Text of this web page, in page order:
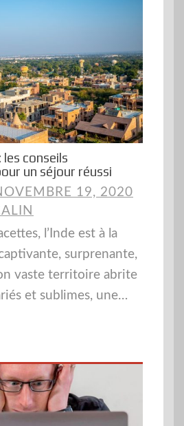
les conseils
un séjour réussi
19, 2020
l’Inde est à la
surprenante,
vaste territoire abrite
et sublimes, une…